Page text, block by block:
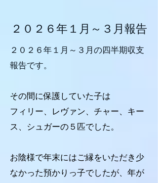
２０２６年１月～３月報告
２０２６年１月～３月の四半期収支
報告です。
その間に保護していた子は
フィリー、レヴァン、チャー、キー
ス、シュガーの５匹でした。
お陰様で年末にはご縁をいただき少
なかった預かりっ子でしたが、年が